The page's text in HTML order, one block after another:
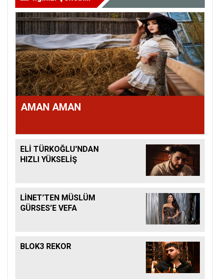
AMAN AMAN
ELİ TÜRKOĞLU'NDAN
HIZLI YÜKSELİŞ
LİNET’TEN MÜSLÜM
GÜRSES’E VEFA
BLOK3 REKOR